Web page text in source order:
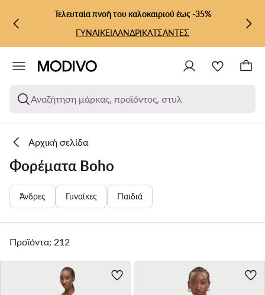
ΜΕΤΆΒΑΣΗ ΣΤΟ ΚΎΡΙΟ ΠΕΡΙΕΧΌΜΕΝΟ
ΜΕΤΆΒΑΣΗ ΣΤΗΝ ΑΝΑΖΉΤΗΣΗ
Τελευταία πνοή του καλοκαιριού έως -35%
ΓΥΝΑΙΚΕΙΑΑΝΔΡΙΚΑΤΣΑΝΤΕΣ
Αναζήτηση μάρκας, προϊόντος, στυλ
Αρχική σελίδα
Φορέματα Boho
Άνδρες Γυναίκες Παιδιά
Προϊόντα: 212